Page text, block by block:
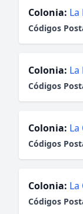
Colonia: La
Códigos
Colonia: La
Códigos
Colonia: La
Códigos
Colonia: La
Códigos